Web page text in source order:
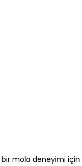
bir mola deneyimi için